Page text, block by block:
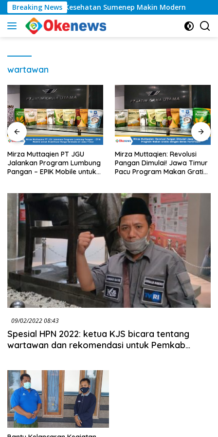
Langsung
ke
konten
Breaking News
Kelas, Layanan Kesehatan Sumenep Makin Modern
wartawan
PT JGU
Lumbung
Mobile untuk
Mirza Muttaqien: Revolusi
Pangan Dimulai! Jawa Timur
Pacu Program Makan Gratis
Menteri Fadli
Tugu Keris Di
Tak Paham
09/02/2022 08:43
Spesial HPN 2022: ketua KJS bicara tentang
wartawan dan rekomendasi untuk Pemkab